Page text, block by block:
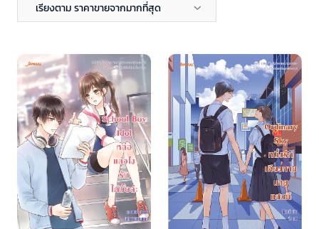
เรียงตาม ราคาขายจากมากที่สุด